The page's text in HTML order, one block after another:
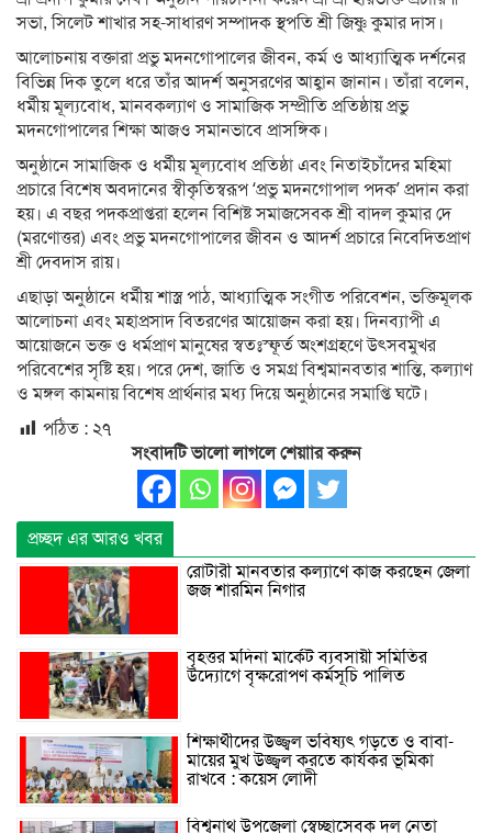
সভা, সিলেট শাখার সহ-সাধারণ সম্পাদক স্থপতি শ্রী জিষ্ণু কুমার দাস।
আলোচনায় বক্তারা প্রভু মদনগোপালের জীবন, কর্ম ও আধ্যাত্মিক দর্শনের
বিভিন্ন দিক তুলে ধরে তাঁর আদর্শ অনুসরণের আহ্বান জানান। তাঁরা বলেন,
ধর্মীয় মূল্যবোধ, মানবকল্যাণ ও সামাজিক সম্প্রীতি প্রতিষ্ঠায় প্রভু
মদনগোপালের শিক্ষা আজও সমানভাবে প্রাসঙ্গিক।
অনুষ্ঠানে সামাজিক ও ধর্মীয় মূল্যবোধ প্রতিষ্ঠা এবং নিতাইচাঁদের মহিমা
প্রচারে বিশেষ অবদানের স্বীকৃতিস্বরূপ ‘প্রভু মদনগোপাল পদক’ প্রদান করা
হয়। এ বছর পদকপ্রাপ্তরা হলেন বিশিষ্ট সমাজসেবক শ্রী বাদল কুমার দে
(মরণোত্তর) এবং প্রভু মদনগোপালের জীবন ও আদর্শ প্রচারে নিবেদিতপ্রাণ
শ্রী দেবদাস রায়।
এছাড়া অনুষ্ঠানে ধর্মীয় শাস্ত্র পাঠ, আধ্যাত্মিক সংগীত পরিবেশন, ভক্তিমূলক
আলোচনা এবং মহাপ্রসাদ বিতরণের আয়োজন করা হয়। দিনব্যাপী এ
আয়োজনে ভক্ত ও ধর্মপ্রাণ মানুষের স্বতঃস্ফূর্ত অংশগ্রহণে উৎসবমুখর
পরিবেশের সৃষ্টি হয়। পরে দেশ, জাতি ও সমগ্র বিশ্বমানবতার শান্তি, কল্যাণ
ও মঙ্গল কামনায় বিশেষ প্রার্থনার মধ্য দিয়ে অনুষ্ঠানের সমাপ্তি ঘটে।
পঠিত : ২৭
সংবাদটি ভালো লাগলে শেয়াার করুন
প্রচ্ছদ এর আরও খবর
রোটারী মানবতার কল্যাণে কাজ করছেন জেলা
জজ শারমিন নিগার
বৃহত্তর মদিনা মার্কেট ব্যবসায়ী সমিতির
উদ্যোগে বৃক্ষরোপণ কর্মসূচি পালিত
শিক্ষার্থীদের উজ্জ্বল ভবিষ্যৎ গড়তে ও বাবা-
মায়ের মুখ উজ্জ্বল করতে কার্যকর ভূমিকা
রাখবে : কয়েস লোদী
বিশ্বনাথ উপজেলা স্বেচ্ছাসেবক দল নেতা